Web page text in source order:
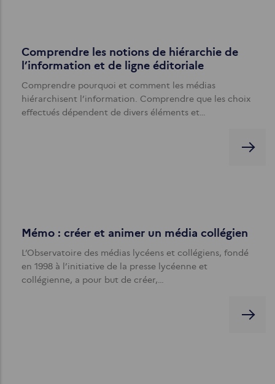
Comprendre les notions de hiérarchie de
l’information et de ligne éditoriale
Comprendre pourquoi et comment les médias
hiérarchisent l’information. Comprendre que les choix
effectués dépendent de divers éléments et…
Mémo : créer et animer un média collégien
L’Observatoire des médias lycéens et collégiens, fondé
en 1998 à l’initiative de la presse lycéenne et
collégienne, a pour but de créer,…